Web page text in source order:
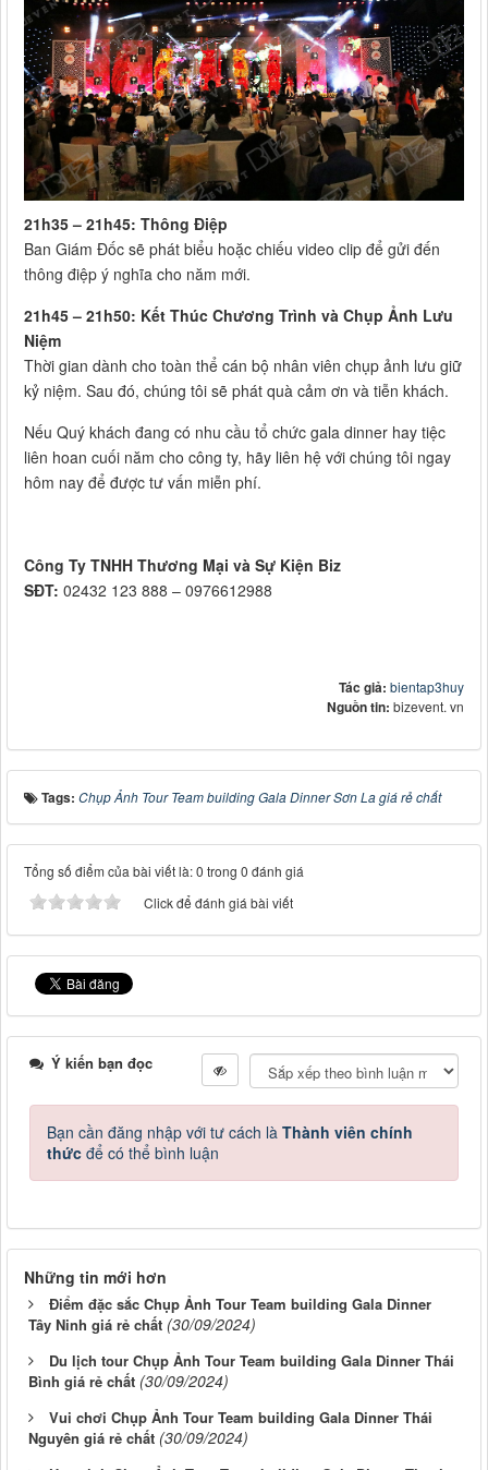
21h35 – 21h45: Thông Điệp
Ban Giám Đốc sẽ phát biểu hoặc chiếu video clip để gửi đến
thông điệp ý nghĩa cho năm mới.
21h45 – 21h50: Kết Thúc Chương Trình và Chụp Ảnh Lưu
Niệm
Thời gian dành cho toàn thể cán bộ nhân viên chụp ảnh lưu giữ
kỷ niệm. Sau đó, chúng tôi sẽ phát quà cảm ơn và tiễn khách.
Nếu Quý khách đang có nhu cầu tổ chức gala dinner hay tiệc
liên hoan cuối năm cho công ty, hãy liên hệ với chúng tôi ngay
hôm nay để được tư vấn miễn phí.
Công Ty TNHH Thương Mại và Sự Kiện Biz
SĐT: 02432 123 888 – 0976612988
Tác giả: bientap3huy
Nguồn tin: bizevent. vn
Tags: Chụp Ảnh Tour Team building Gala Dinner Sơn La giá rẻ chất
Tổng số điểm của bài viết là: 0 trong 0 đánh giá
Click để đánh giá bài viết
Ý kiến bạn đọc
Bạn cần đăng nhập với tư cách là Thành viên chính
thức để có thể bình luận
Những tin mới hơn
Điểm đặc sắc Chụp Ảnh Tour Team building Gala Dinner
Tây Ninh giá rẻ chất (30/09/2024)
Du lịch tour Chụp Ảnh Tour Team building Gala Dinner Thái
Bình giá rẻ chất (30/09/2024)
Vui chơi Chụp Ảnh Tour Team building Gala Dinner Thái
Nguyên giá rẻ chất (30/09/2024)